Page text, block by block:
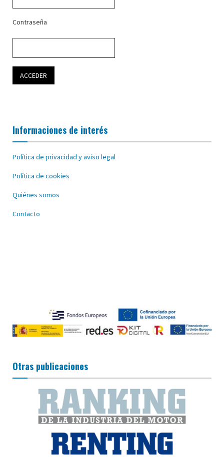
Contraseña
Informaciones de interés
Política de privacidad y aviso legal
Política de cookies
Quiénes somos
Contacto
Otras publicaciones